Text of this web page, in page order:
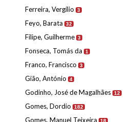
Ferreira, Vergílio 3
Feyo, Barata 32
Filipe, Guilherme 3
Fonseca, Tomás da 1
Franco, Francisco 3
Gião, António 4
Godinho, José de Magalhães 12
Gomes, Dordio 182
Gomes, Manuel Teixeira 18